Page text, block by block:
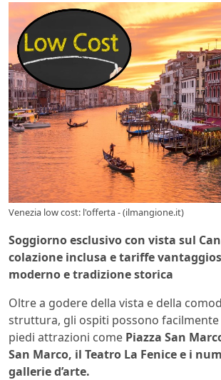
Venezia low cost: l'offerta - (ilmangione.it)
Soggiorno esclusivo con vista sul
colazione inclusa e tariffe
moderno e tradizione storica
Oltre a godere della vista e della
struttura, gli ospiti possono
piedi attrazioni come Piazza San
San Marco, il Teatro La Fenice e i
gallerie d’arte.